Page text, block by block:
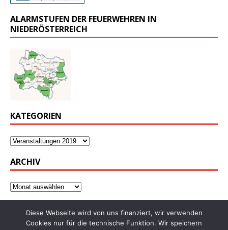
ALARMSTUFEN DER FEUERWEHREN IN
NIEDERÖSTERREICH
KATEGORIEN
ARCHIV
Diese Webseite wird von uns finanziert, wir verwenden
Cookies nur für die technische Funktion. Wir speichern